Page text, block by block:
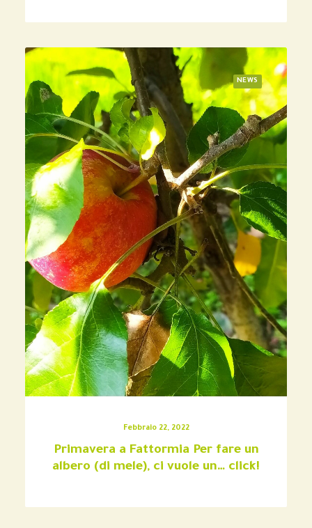
NEWS
Febbraio 22, 2022
Primavera a Fattormia Per fare un
albero (di mele), ci vuole un… click!